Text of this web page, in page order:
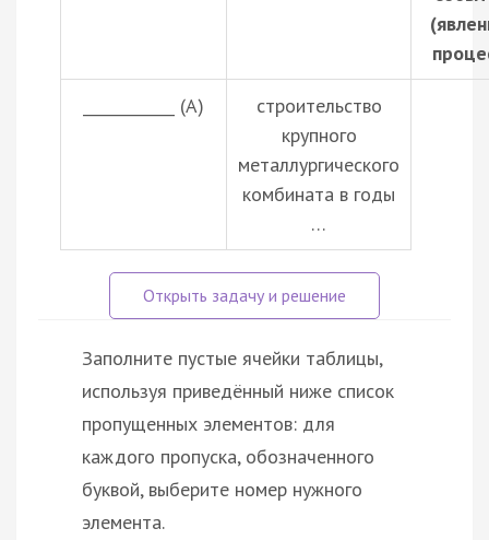
____________ (А)
строительство
крупного
металлургического
комбината в годы
…
Заполните пустые ячейки таблицы,
используя приведённый ниже список
пропущенных элементов: для
каждого пропуска, обозначенного
буквой, выберите номер нужного
элемента.